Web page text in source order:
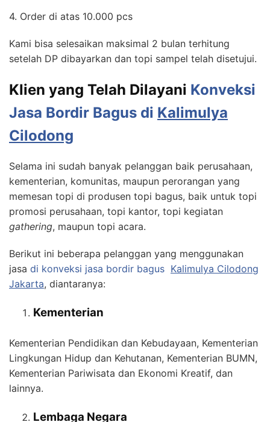
4. Order di atas 10.000 pcs
Kami bisa selesaikan maksimal 2 bulan terhitung
setelah DP dibayarkan dan topi sampel telah disetujui.
Klien yang Telah Dilayani Konveksi
Jasa Bordir Bagus di Kalimulya
Cilodong
Selama ini sudah banyak pelanggan baik perusahaan,
kementerian, komunitas, maupun perorangan yang
memesan topi di produsen topi bagus, baik untuk topi
promosi perusahaan, topi kantor, topi kegiatan
gathering, maupun topi acara.
Berikut ini beberapa pelanggan yang menggunakan
jasa di konveksi jasa bordir bagus Kalimulya Cilodong
Jakarta, diantaranya:
Kementerian
Kementerian Pendidikan dan Kebudayaan, Kementerian
Lingkungan Hidup dan Kehutanan, Kementerian BUMN,
Kementerian Pariwisata dan Ekonomi Kreatif, dan
lainnya.
Lembaga Negara